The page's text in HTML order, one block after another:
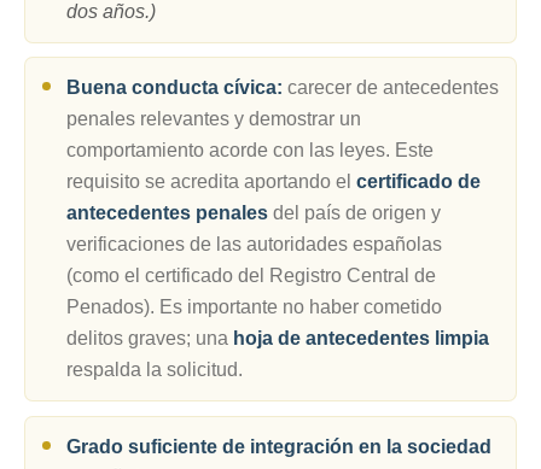
dos años.)
Buena conducta cívica: carecer de antecedentes
penales relevantes y demostrar un
comportamiento acorde con las leyes. Este
requisito se acredita aportando el certificado de
antecedentes penalesdel país de origen y
verificaciones de las autoridades españolas
(como el certificado del Registro Central de
Penados). Es importante no haber cometido
delitos graves; una hoja de antecedentes limpia
respalda la solicitud.
Grado suficiente de integración en la sociedad